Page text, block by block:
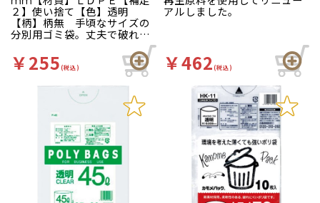
２】使い捨て【色】透明
【柄】柄無 手頃なサイズの
分別用ゴミ袋。丈夫で破れに
￥255(税込)
アルしました。
￥462(税込)